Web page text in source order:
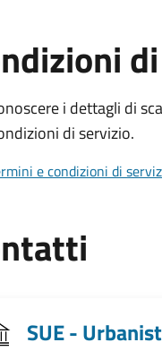
i dettagli di
di servizio.
e condizioni di
SUE -